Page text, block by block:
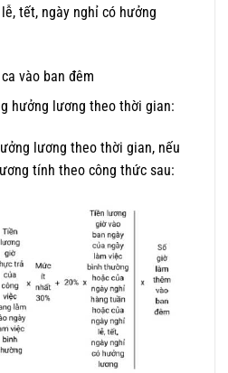
tết, ngày nghỉ có hưởng
vào ban đêm
hưởng lương theo thời gian:
lương theo thời gian, nếu
tính theo công thức sau: